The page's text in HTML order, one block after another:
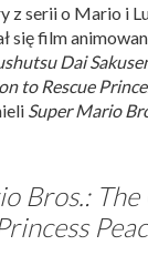
z serii o Mario i
się film
Dai
to Rescue
Super Mario
Bros.: